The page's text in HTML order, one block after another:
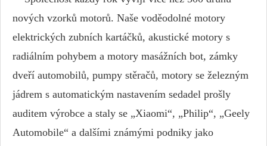
nových vzorků motorů. Naše voděodolné motory
elektrických zubních kartáčků, akustické motory s
radiálním pohybem a motory masážních bot, zámky
dveří automobilů, pumpy stěračů, motory se železným
jádrem s automatickým nastavením sedadel prošly
auditem výrobce a staly se „Xiaomi“, „Philip“, „Geely
Automobile“ a dalšími známými podniky jako